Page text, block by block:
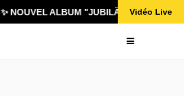
✨ NOUVEL ALBUM "JUBILÄ 432"Vidéo Live